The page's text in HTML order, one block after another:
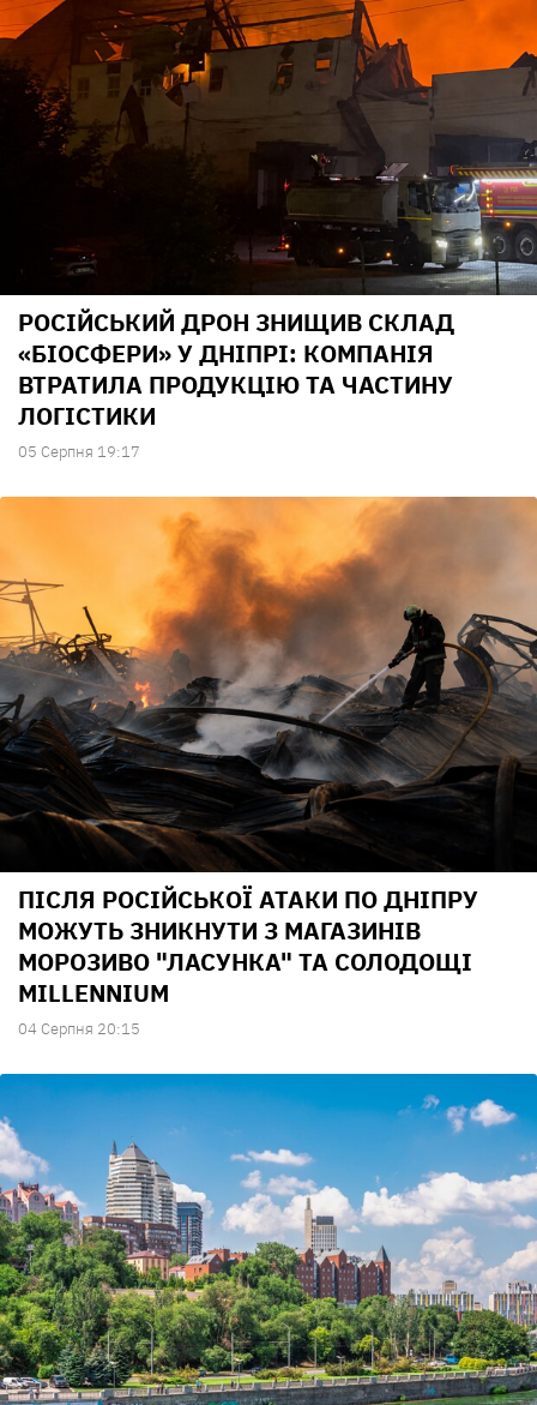
РОСІЙСЬКИЙ ДРОН ЗНИЩИВ СКЛАД
«БІОСФЕРИ» У ДНІПРІ: КОМПАНІЯ
ВТРАТИЛА ПРОДУКЦІЮ ТА ЧАСТИНУ
ЛОГІСТИКИ
05 Серпня 19:17
ПІСЛЯ РОСІЙСЬКОЇ АТАКИ ПО ДНІПРУ
МОЖУТЬ ЗНИКНУТИ З МАГАЗИНІВ
МОРОЗИВО "ЛАСУНКА" ТА СОЛОДОЩІ
MILLENNIUM
04 Серпня 20:15